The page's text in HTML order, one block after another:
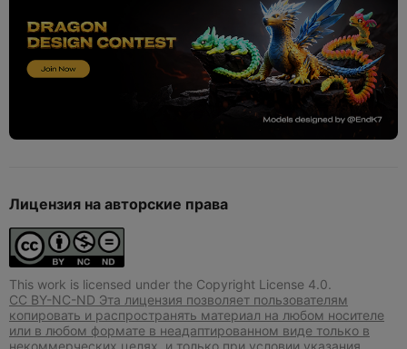
Лицензия на авторские права
This work is licensed under the Copyright License 4.0.
CC BY-NC-ND Эта лицензия позволяет пользователям
копировать и распространять материал на любом носителе
или в любом формате в неадаптированном виде только в
некоммерческих целях, и только при условии указания